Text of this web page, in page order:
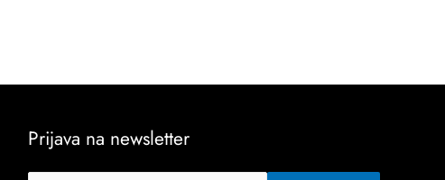
Prijava na newsletter